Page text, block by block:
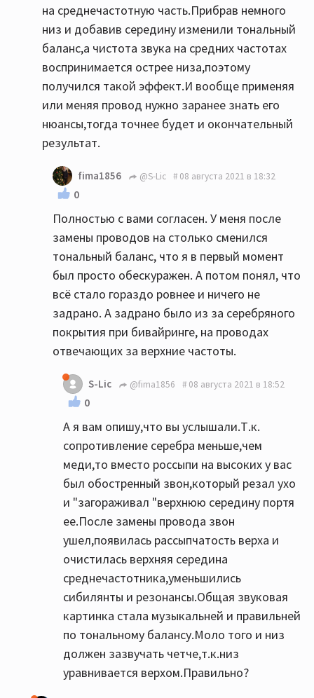
на среднечастотную часть.Прибрав немного
низ и добавив середину изменили тональный
баланс,а чистота звука на средних частотах
воспринимается острее низа,поэтому
получился такой эффект.И вообще применяя
или меняя провод нужно заранее знать его
нюансы,тогда точнее будет и окончательный
результат.
fima1856 @S-Lic 08 августа 2021 в 18:32
0
Полностью с вами согласен. У меня после
замены проводов на столько сменился
тональный баланс, что я в первый момент
был просто обескуражен. А потом понял, что
всё стало гораздо ровнее и ничего не
задрано. А задрано было из за серебряного
покрытия при бивайринге, на проводах
отвечающих за верхние частоты.
S-Lic @fima1856 08 августа 2021 в 18:52
0
А я вам опишу,что вы услышали.Т.к.
сопротивление серебра меньше,чем
меди,то вместо россыпи на высоких у вас
был обостренный звон,который резал ухо
и "загораживал "верхнюю середину портя
ее.После замены провода звон
ушел,появилась рассыпчатость верха и
очистилась верхняя середина
среднечастотника,уменьшились
сибилянты и резонансы.Общая звуковая
картинка стала музыкальней и правильней
по тональному балансу.Моло того и низ
должен зазвучать четче,т.к.низ
уравнивается верхом.Правильно?